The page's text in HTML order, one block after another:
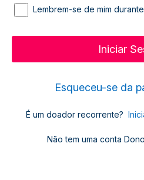
Lembrem-se de mim
Esqueceu-se da
É um doador recorrente?
Não tem uma conta